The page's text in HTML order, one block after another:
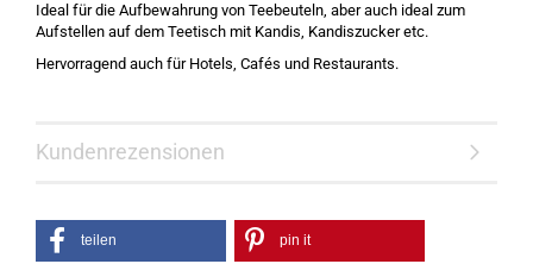
Ideal für die Aufbewahrung von Teebeuteln, aber auch ideal zum
Aufstellen auf dem Teetisch mit Kandis, Kandiszucker etc.
Hervorragend auch für Hotels, Cafés und Restaurants.
Kundenrezensionen
teilen pin it